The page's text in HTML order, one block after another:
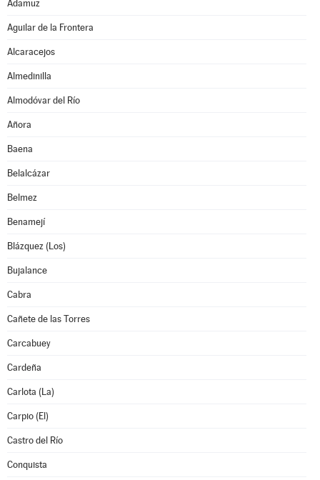
Adamuz
Aguilar de la Frontera
Alcaracejos
Almedinilla
Almodóvar del Río
Añora
Baena
Belalcázar
Belmez
Benamejí
Blázquez (Los)
Bujalance
Cabra
Cañete de las Torres
Carcabuey
Cardeña
Carlota (La)
Carpio (El)
Castro del Río
Conquista